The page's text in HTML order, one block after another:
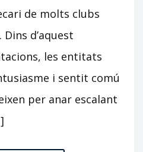
de molts clubs
d’aquest
les entitats
i sentit comú
per anar escalant